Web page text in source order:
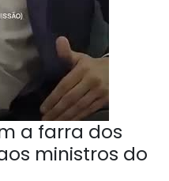
a farra dos
ministros do